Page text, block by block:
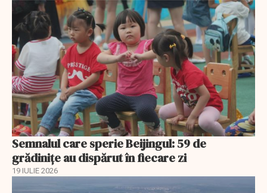
Semnalul care sperie Beijingul: 59 de
grădinițe au dispărut în fiecare zi
19 IULIE 2026